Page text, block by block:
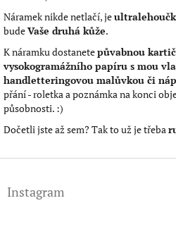
Náramek nikde netlačí, je
budeVaše druhá kůže.
K náramku dostanetepůvabnou
vysokogramážního papíru s mou
handletteringovou malůvkou či
přání - roletka a poznámka na konci
působnosti. :)
Dočetli jste až sem? Tak to už je třeba
Instagram